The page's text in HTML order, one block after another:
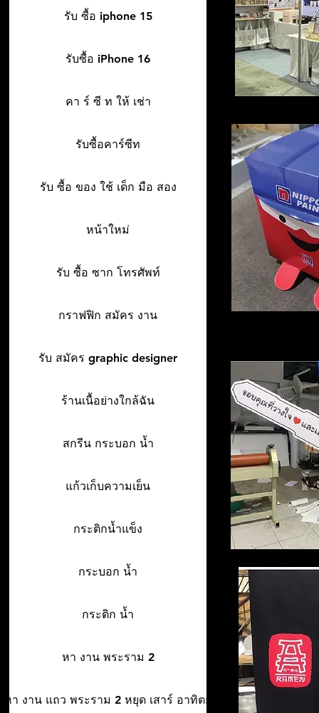
รับ ซื้อ iphone 15
รับซื้อ iPhone 16
คา ร์ ซี ท ให้ เช่า
รับซื้อคาร์ซีท
รับ ซื้อ ของ ใช้ เด็ก มือ สอง
หน้าใหม่
รับ ซื้อ ซาก โทรศัพท์
กราฟฟิก สมัคร งาน
รับ สมัคร graphic designer
ร้านเนื้อย่างใกล้ฉัน
สกรีน กระบอก น้ำ
แก้วเก็บความเย็น
กระติกน้ำแข็ง
กระบอก น้ำ
กระติก น้ำ
หา งาน พระราม 2
หา งาน แถว พระราม 2 หยุด เสาร์ อาทิตย์